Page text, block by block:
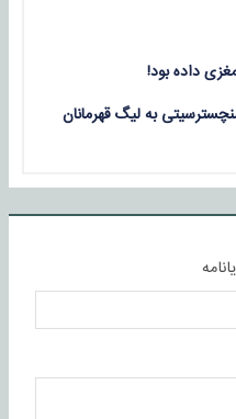
داده بود!
به لیگ قهرمانان